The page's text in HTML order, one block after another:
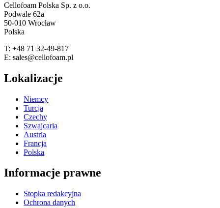
Cellofoam Polska Sp. z o.o.
Podwale 62a
50-010 Wrocław
Polska
T: +48 71 32-49-817
E: sales@cellofoam.pl
Lokalizacje
Niemcy
Turcja
Czechy
Szwajcaria
Austria
Francja
Polska
Informacje prawne
Stopka redakcyjna
Ochrona danych